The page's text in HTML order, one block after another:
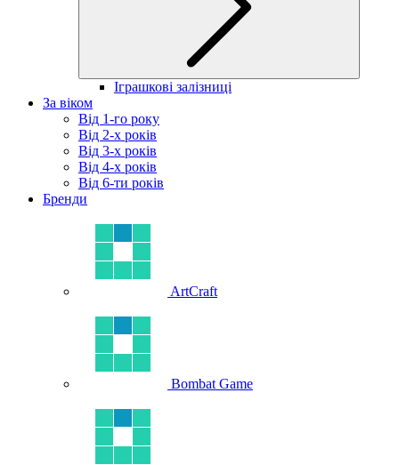
Іграшкові залізниці
За віком
Від 1-го року
Від 2-х років
Від 3-х років
Від 4-х років
Від 6-ти років
Бренди
ArtCraft
Bombat Game